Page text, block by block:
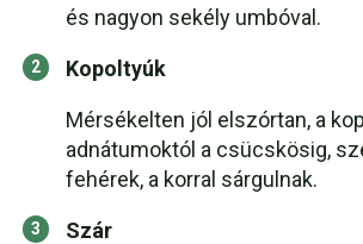
és nagyon sekély umbóval.
Kopoltyúk
Mérsékelten jól elszórtan, a
adnátumoktól a csücskösig,
fehérek, a korral sárgulnak.
Szár